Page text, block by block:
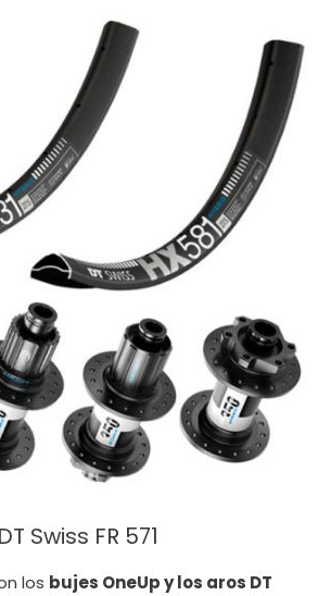
Swiss FR 571
los bujes OneUp y los aros DT